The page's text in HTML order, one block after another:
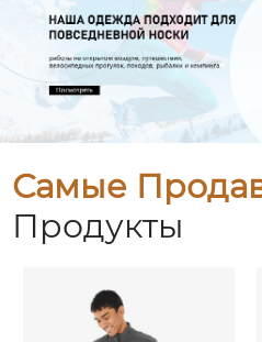
Самые
Продукты